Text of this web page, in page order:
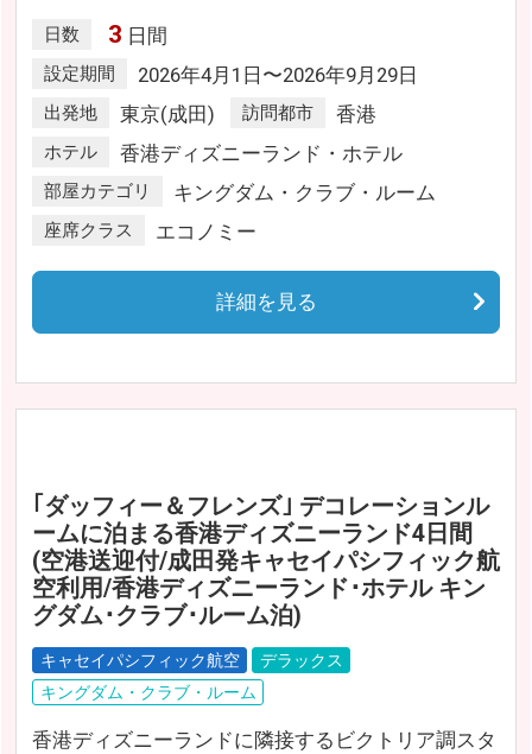
日数 3 日間
設定期間 2026年4月1日〜2026年9月29日
出発地 東京(成田) 訪問都市 香港
ホテル 香港ディズニーランド・ホテル
部屋カテゴリ キングダム・クラブ・ルーム
座席クラス エコノミー
詳細を見る
｢ダッフィー＆フレンズ｣ デコレーションル
ームに泊まる香港ディズニーランド4日間
(空港送迎付/成田発キャセイパシフィック航
空利用/香港ディズニーランド･ホテル キン
グダム･クラブ･ルーム泊)
キャセイパシフィック航空
デラックス
キングダム・クラブ・ルーム
香港ディズニーランドに隣接するビクトリア調スタ